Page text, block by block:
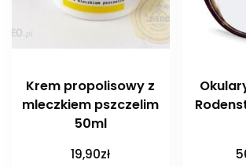
Krem propolisowy z
mleczkiem pszczelim
50ml
19,90zł